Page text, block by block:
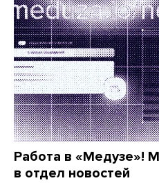
Работа в «Медузе»!
в отдел новостей